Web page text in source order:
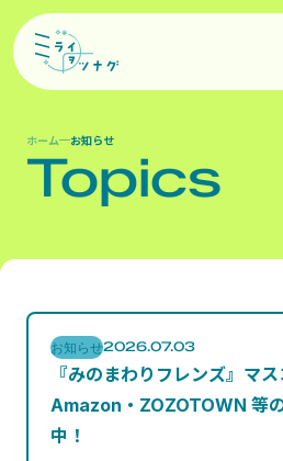
IR情報
事業領域
キャラクターIP商品化
コスチュームアイテム
Privacy Policy
©Miraiwotunagu, Inc.
ホーム お知らせ
お知らせ
Topics
お知らせ2026.07.03
『みのまわりフレンズ』マ
Amazon・ZOZOTOWN 等
中！